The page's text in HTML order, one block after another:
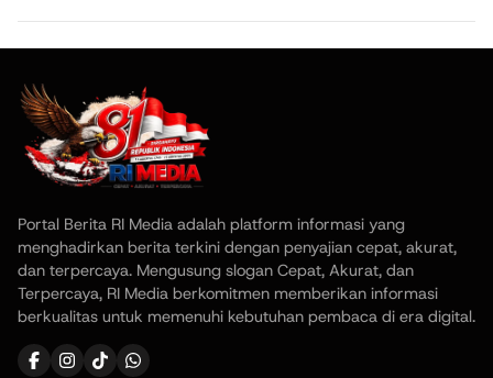
Portal Berita RI Media adalah platform informasi yang
menghadirkan berita terkini dengan penyajian cepat, akurat,
dan terpercaya. Mengusung slogan Cepat, Akurat, dan
Terpercaya, RI Media berkomitmen memberikan informasi
berkualitas untuk memenuhi kebutuhan pembaca di era digital.